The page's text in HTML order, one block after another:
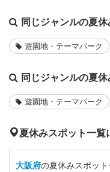
同じジャンルの夏休
遊園地・テーマパーク
同じジャンルの夏休
遊園地・テーマパーク
夏休みスポット一覧
大阪府の夏休みスポッ